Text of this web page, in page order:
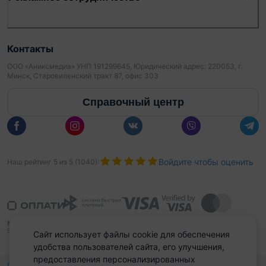
Поможем продать Вашу недвижимость для
покупки этой.
За дополнительной информацией обращайтесь по
Контакты
ООО «Аниксмедиа» УНП 191299645, Юридический адрес: 220053, г.
Минск, Старовиленский тракт 87, офис 303
Справочный центр
Наш рейтинг 5 из 5 1040): Войдите чтобы оценить
Сайт использует файлы cookie для обеспечения
удобства пользователей сайта, его улучшения,
предоставления персонализированных